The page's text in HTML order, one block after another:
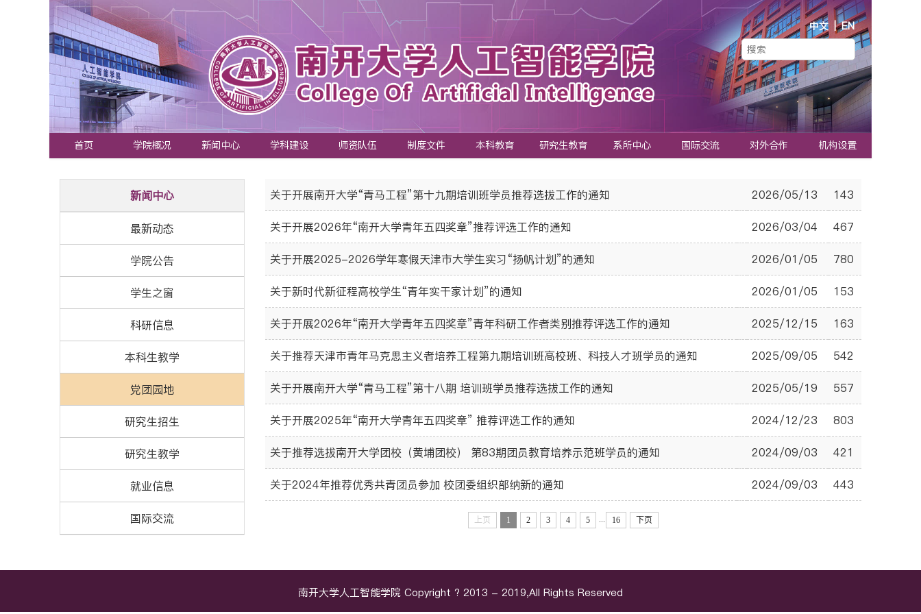
中文 | EN
首页 学院概况 新闻中心 学科建设 师资队伍 制度文件 本科教育 研究生教育 系所中心 国际交流 对外合作 机构设置
新闻中心
最新动态
学院公告
学生之窗
科研信息
本科生教学
党团园地
研究生招生
研究生教学
就业信息
国际交流
关于开展南开大学“青马工程”第十九期培训班学员推荐选拔工作的通知 2026/05/13 143
关于开展2026年“南开大学青年五四奖章”推荐评选工作的通知 2026/03/04 467
关于开展2025-2026学年寒假天津市大学生实习“扬帆计划”的通知 2026/01/05 780
关于新时代新征程高校学生“青年实干家计划”的通知 2026/01/05 153
关于开展2026年“南开大学青年五四奖章”青年科研工作者类别推荐评选工作的通知 2025/12/15 163
关于推荐天津市青年马克思主义者培养工程第九期培训班高校班、科技人才班学员的通知 2025/09/05 542
关于开展南开大学“青马工程”第十八期 培训班学员推荐选拔工作的通知 2025/05/19 557
关于开展2025年“南开大学青年五四奖章” 推荐评选工作的通知 2024/12/23 803
关于推荐选拔南开大学团校（黄埔团校） 第83期团员教育培养示范班学员的通知 2024/09/03 421
关于2024年推荐优秀共青团员参加 校团委组织部纳新的通知 2024/09/03 443
上页 1 2 3 4 5 16 下页
南开大学人工智能学院 Copyright ? 2013 - 2019,All Rights Reserved